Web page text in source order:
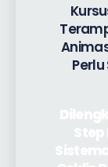
Perlu